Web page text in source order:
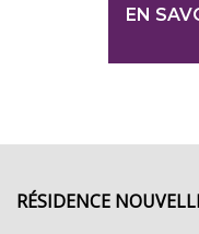
EN
RÉSIDENCE